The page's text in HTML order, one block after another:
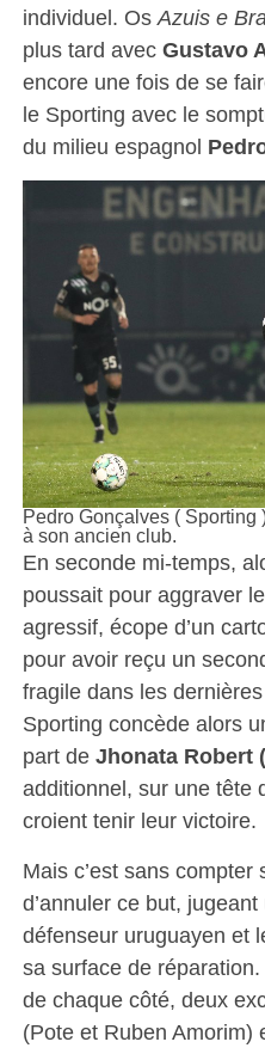
individuel. Os Azuis e
plus tard avec Gustavo
encore une fois de se
le Sporting avec le
du milieu espagnol
Pedro Gonçalves ( Sporting
à son ancien club.
En seconde mi-temps,
poussait pour aggraver
agressif, écope d’un
pour avoir reçu un
fragile dans les
Sporting concède alors
part de Jhonata Robert
additionnel, sur une tête
croient tenir leur victoire.
Mais c’est sans
d’annuler ce but,
défenseur uruguayen et
sa surface de
de chaque côté, deux
(Pote et Ruben Amorim)